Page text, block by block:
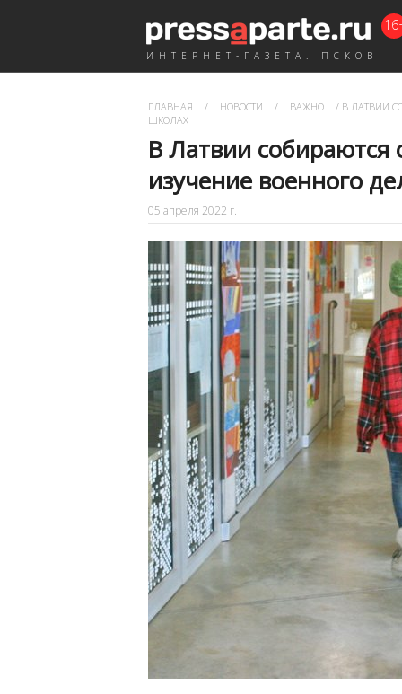
ИНТЕРНЕТ-ГАЗЕТА. ПСКОВ
ГЛАВНАЯ / НОВОСТИ / ВАЖНО / В ЛАТВИИ
ШКОЛАХ
В Латвии собираются
изучение военного
05 апреля 2022 г.